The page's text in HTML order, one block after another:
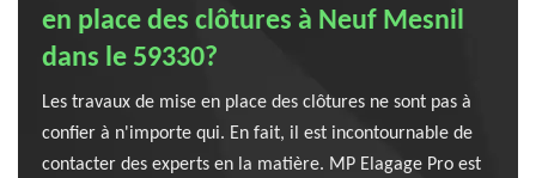
en place des clôtures à Neuf Mesnil
dans le 59330?
Les travaux de mise en place des clôtures ne sont pas à
confier à n'importe qui. En fait, il est incontournable de
contacter des experts en la matière. MP Elagage Pro est